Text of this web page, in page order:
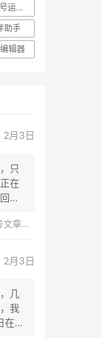
公众号运营，公众号编辑器
助手
辑器
2月3日
只
在
违规？
2月3日
几
我
在微